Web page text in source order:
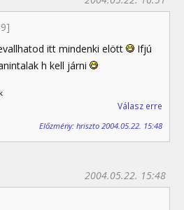
itt mindenki elött
Ifjú
h kell járni
Válasz erre
Előzmény: hriszto 2004.05.22. 15:48
2004.05.22. 15:48